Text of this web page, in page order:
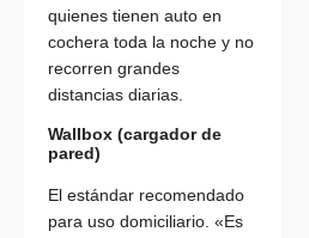
quienes tienen auto en
cochera toda la noche y no
recorren grandes
distancias diarias.
Wallbox (cargador de
pared)
El estándar recomendado
para uso domiciliario. «Es